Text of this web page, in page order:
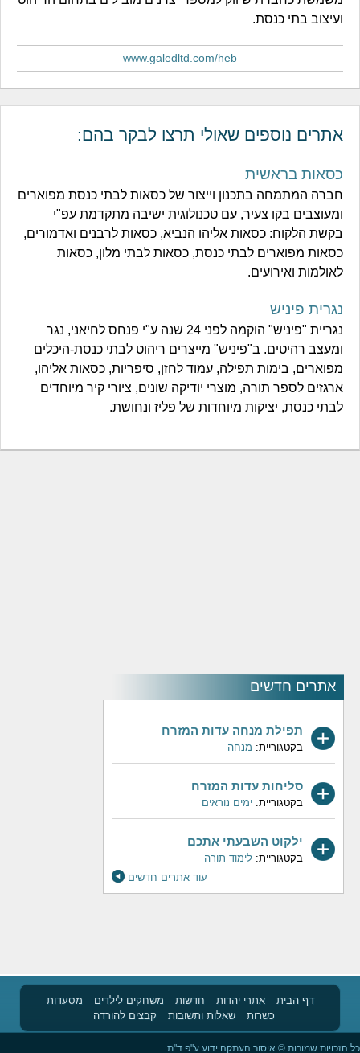
אתרים חדשים
תפילת מנחה עדות המזרח
בקטגוריית: מנחה
סליחות עדות המזרח
בקטגוריית: ימים נוראים
ילקוט השבעתי אתכם
בקטגוריית: לימוד תורה
עוד אתרים חדשים
ועיצוב בתי כנסת.
www.galedltd.com/heb
אתרים נוספים שאולי תרצו לבקר בהם:
כסאות בראשית
חברה המתמחה בתכנון וייצור של כסאות לבתי כנסת מפוארים
ומעוצבים בקו צעיר, עם טכנולוגית ישיבה מתקדמת עפ"י
בקשת הלקוח: כסאות אליהו הנביא, כסאות לרבנים ואדמורים,
כסאות מפוארים לבתי כנסת, כסאות לבתי מלון, כסאות
לאולמות ואירועים.
נגרית פיניש
נגריית "פיניש" הוקמה לפני 24 שנה ע"י פנחס לחיאני, נגר
ומעצב רהיטים. ב"פיניש" מייצרים ריהוט לבתי כנסת-היכלים
מפוארים, בימות תפילה, עמוד לחזן, סיפריות, כסאות אליהו,
ארגזים לספר תורה, מוצרי יודיקה שונים, ציורי קיר מיוחדים
לבתי כנסת, יציקות מיוחדות של פליז ונחושת.
דף הבית אתרי יהדות חדשות משחקים לילדים
מסעדות
כשרות
שאלות ותשובות קבצים להורדה
כל הזכויות שמורות © איסור העתקה ידוע ע"פ ד"ת